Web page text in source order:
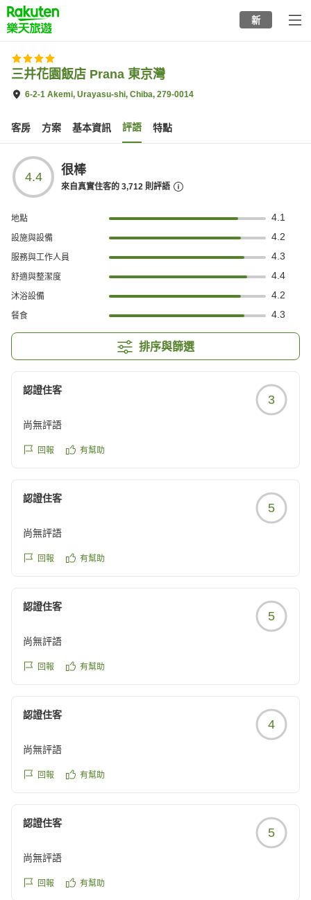
to
top
page
新
三井花園飯店 Prana 東京灣
6-2-1 Akemi, Urayasu-shi, Chiba, 279-0014
客房 方案 基本資訊 評語 特點
4.4 很棒
來自真實住客的 3,712 則評語
地點 4.1
設施與設備 4.2
服務與工作人員 4.3
舒適與整潔度 4.4
沐浴設備 4.2
餐食 4.3
排序與篩選
認證住客
3
尚無評語
回報 有幫助
認證住客
5
尚無評語
回報 有幫助
認證住客
5
尚無評語
回報 有幫助
認證住客
4
尚無評語
回報 有幫助
認證住客
5
尚無評語
回報 有幫助